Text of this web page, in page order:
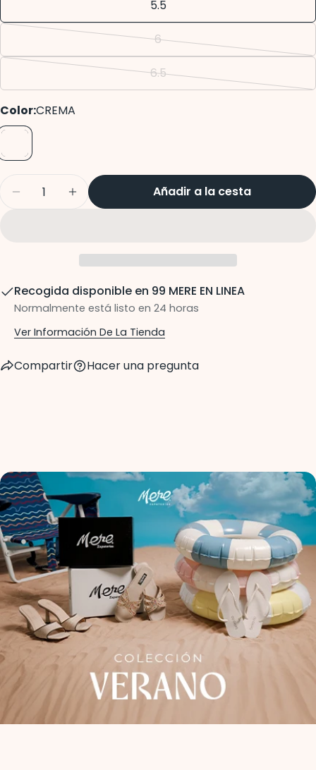
5.5
6Variante
agotada
6.5Variante
Color:CREMA
Disminuir cantidad para Berlin Sandalia
Aumentar cantidad para Berlin
Añadir a la cesta
Recogida disponible en 99 MERE EN LINEA
Normalmente está listo en 24 horas
Ver Información De La Tienda
Compartir Hacer una pregunta